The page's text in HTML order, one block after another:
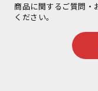
商品に関するご質問・
ください。